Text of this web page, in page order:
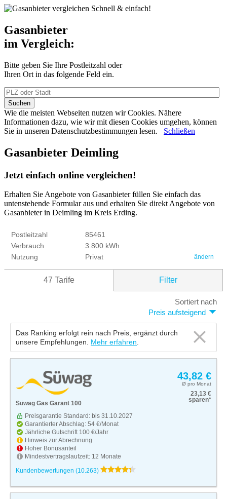
Schnell & einfach!
Gasanbieter
im Vergleich:
Bitte geben Sie Ihre Postleitzahl oder
Ihren Ort in das folgende Feld ein.
Wie die meisten Webseiten nutzen wir Cookies. Nähere
Informationen dazu, wie wir mit diesen Cookies umgehen, können
Sie in unseren Datenschutzbestimmungen lesen. Schließen
Gasanbieter Deimling
Jetzt einfach online vergleichen!
Erhalten Sie Angebote von Gasanbieter füllen Sie einfach das
untenstehende Formular aus und erhalten Sie direkt Angebote von
Gasanbieter in Deimling im Kreis Erding.